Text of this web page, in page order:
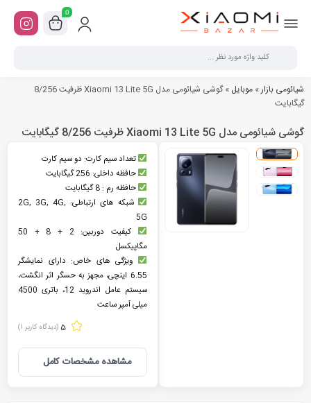
0
شیائومی بازار» موبایل »
گوشی شیائومی مدل Xiaomi 13 Lite 5G ظرفیت 8/256
گیگابایت
گوشی شیائومی مدل Xiaomi 13 Lite 5G ظرفیت 8/256 گیگابایت
تعداد سیم کارت: دو سیم کارت
حافظه داخلی: 256 گیگابایت
حافظه رم : 8 گیگابایت
شبکه های ارتباطی: 2G, 3G, 4G,
5G
کیفیت دوربین: 2 + 8 + 50
مگاپیکسل
ویژگی های خاص: دارای نمایشگر
6.55 اینچی، مجهز به حسگر اثر انگشت،
سیستم عامل اندروید 12، باتری 4500
میلی آمپر ساعت
5 (دیدگاه کاربر 1
)
مشاهده مشخصات کامل